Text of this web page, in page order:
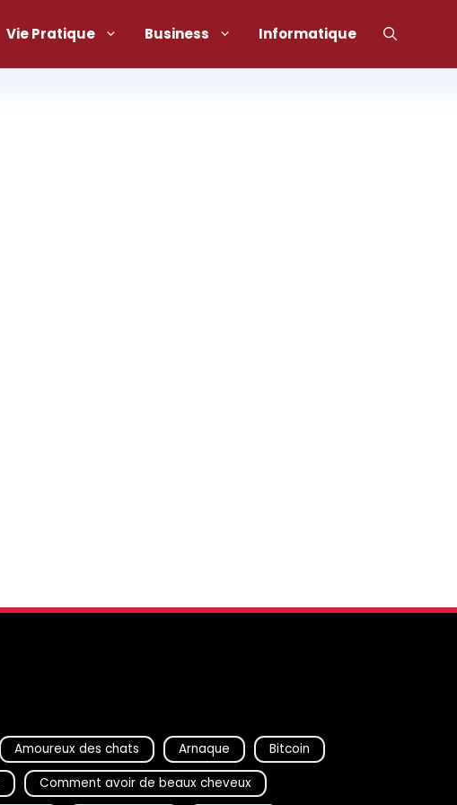
Vie Pratique Business Informatique
Amoureux des chats Arnaque
Bitcoin
Comment avoir de beaux cheveux